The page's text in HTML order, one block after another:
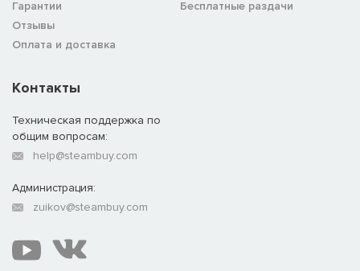
Гарантии
Отзывы
Оплата и доставка
Бесплатные раздачи
Контакты
Техническая поддержка по
общим вопросам:
help@steambuy.com
Администрация:
zuikov@steambuy.com